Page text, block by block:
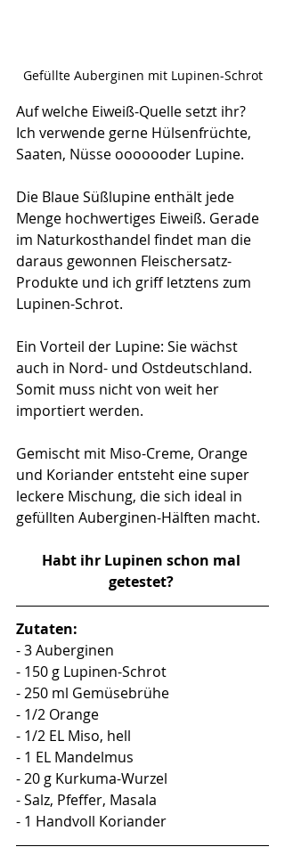
Gefüllte Auberginen mit Lupinen-Schrot
Auf welche Eiweiß-Quelle setzt ihr?
Ich verwende gerne Hülsenfrüchte,
Saaten, Nüsse ooooooder Lupine.
Die Blaue Süßlupine enthält jede
Menge hochwertiges Eiweiß. Gerade
im Naturkosthandel findet man die
daraus gewonnen Fleischersatz-
Produkte und ich griff letztens zum
Lupinen-Schrot.
Ein Vorteil der Lupine: Sie wächst
auch in Nord- und Ostdeutschland.
Somit muss nicht von weit her
importiert werden.
Gemischt mit Miso-Creme, Orange
und Koriander entsteht eine super
leckere Mischung, die sich ideal in
gefüllten Auberginen-Hälften macht.
Habt ihr Lupinen schon mal
getestet?
Zutaten:
- 3 Auberginen
- 150 g Lupinen-Schrot
- 250 ml Gemüsebrühe
- 1/2 Orange
- 1/2 EL Miso, hell
- 1 EL Mandelmus
- 20 g Kurkuma-Wurzel
- Salz, Pfeffer, Masala
- 1 Handvoll Koriander